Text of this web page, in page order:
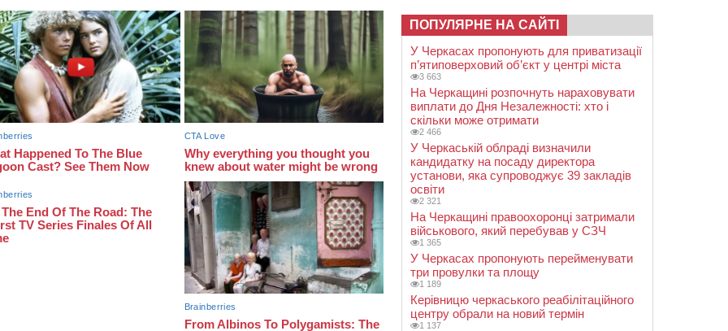
ПОПУЛЯРНЕ НА САЙТІ
У Черкасах пропонують для приватизації
п’ятиповерховий об’єкт у центрі міста
3 663
На Черкащині розпочнуть нараховувати
виплати до Дня Незалежності: хто і
скільки може отримати
2 466
У Черкаській облраді визначили
кандидатку на посаду директора
установи, яка супроводжує 39 закладів
освіти
2 321
На Черкащині правоохоронці затримали
військового, який перебував у СЗЧ
1 365
У Черкасах пропонують перейменувати
три провулки та площу
1 189
Керівницю черкаського реабілітаційного
центру обрали на новий термін
1 137